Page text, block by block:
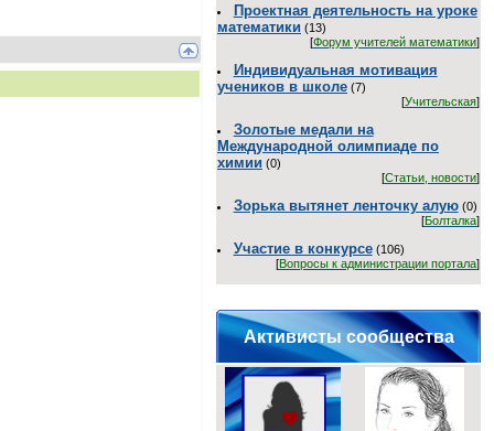
Проектная деятельность на уроке
математики (13)
[Форум учителей математики]
Индивидуальная мотивация
учеников в школе (7)
[Учительская]
Золотые медали на
Международной олимпиаде по
химии (0)
[Статьи, новости]
Зорька вытянет ленточку алую (0)
[Болталка]
Участие в конкурсе (106)
[Вопросы к администрации портала]
Активисты сообщества